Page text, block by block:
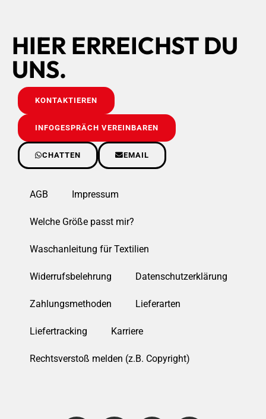
HIER ERREICHST DU
UNS.
KONTAKTIEREN
INFOGESPRÄCH VEREINBAREN
CHATTEN EMAIL
AGB Impressum
Welche Größe passt mir?
Waschanleitung für Textilien
Widerrufsbelehrung Datenschutzerklärung
Zahlungsmethoden Lieferarten
Liefertracking Karriere
Rechtsverstoß melden (z.B. Copyright)